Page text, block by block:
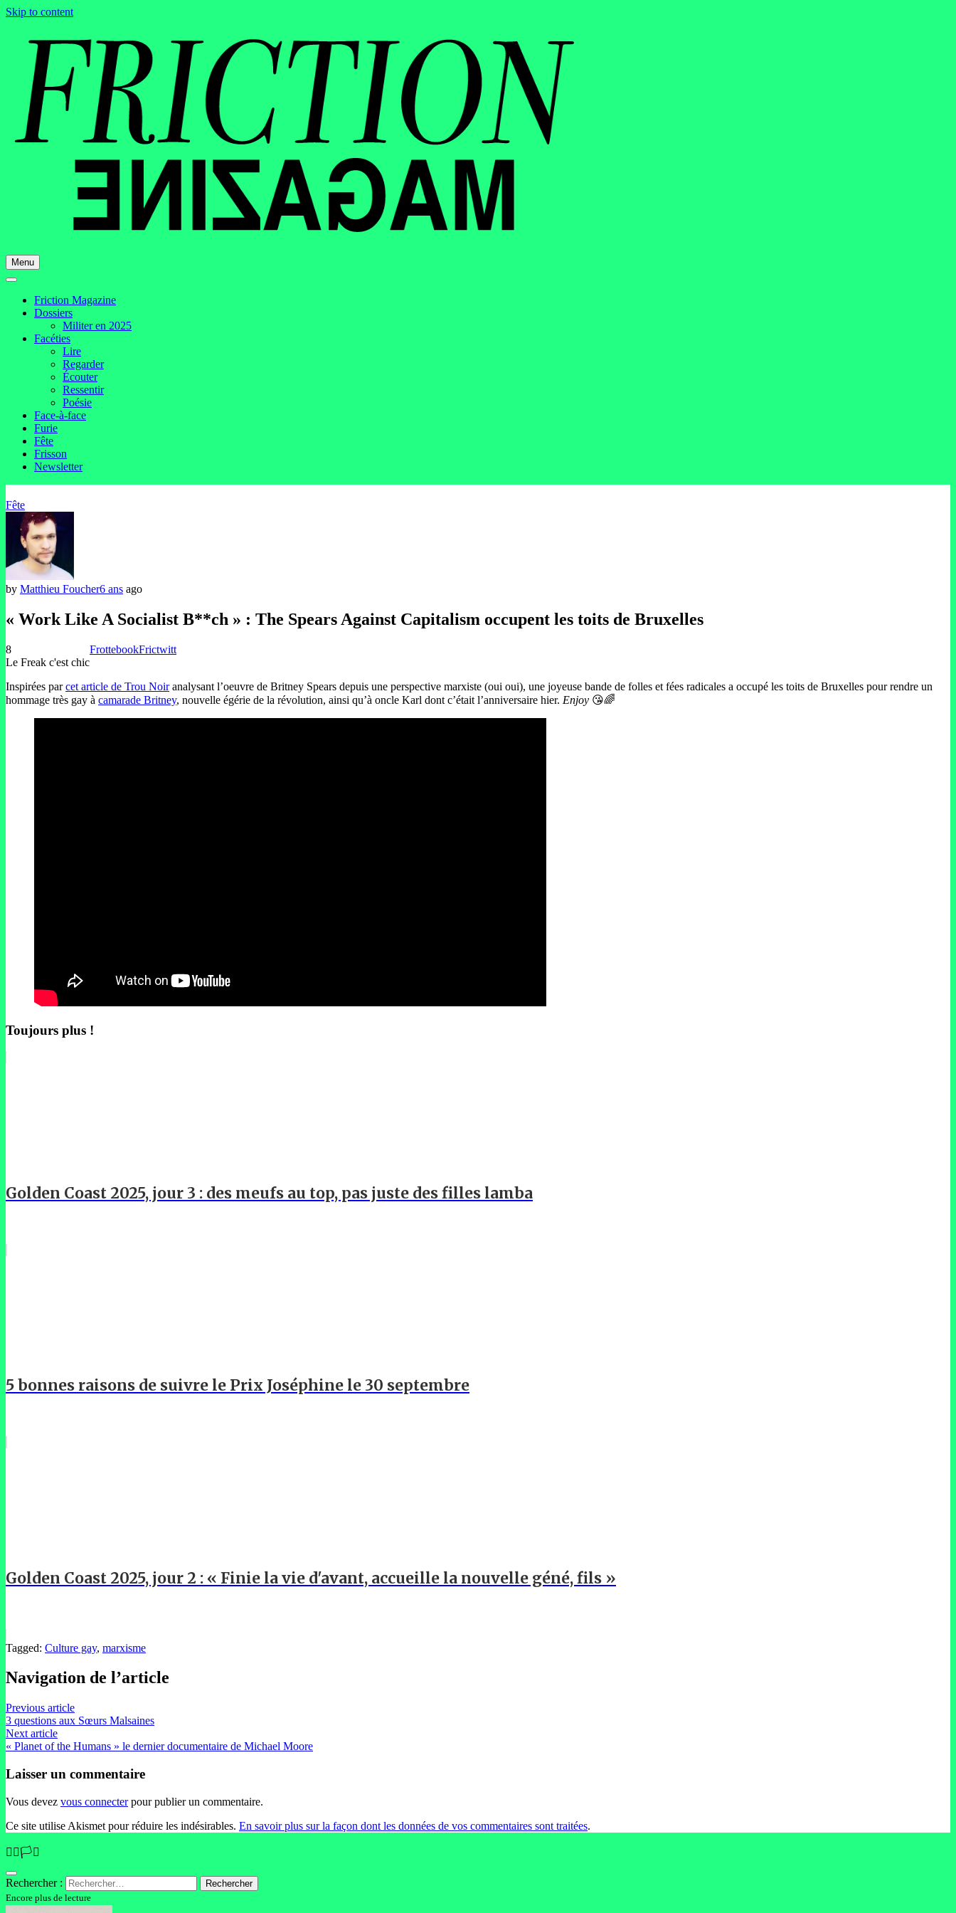
Skip to content
Menu
Friction Magazine
Dossiers
Militer en 2025
Facéties
Lire
Regarder
Écouter
Ressentir
Poésie
Face-à-face
Furie
Fête
Frisson
Newsletter
Fête
by Matthieu Foucher6 ans ago
« Work Like A Socialist B**ch » : The Spears Against Capitalism occupent les toits de Bruxelles
8
Le Freak c'est chic
FrottebookFrictwitt
Inspirées parcet article de Trou Noiranalysant l’oeuvre de Britney Spears depuis une perspective marxiste (oui oui), une joyeuse bande de folles et fées radicales a occupé les toits de Bruxelles pour rendre un
hommage très gay à camarade Britney, nouvelle égérie de la révolution, ainsi qu’à oncle Karl dont c’était l’anniversaire hier. Enjoy 😘🌈
Toujours plus !
Golden Coast 2025, jour 3 : des meufs au top, pas juste des filles lamba
5 bonnes raisons de suivre le Prix Joséphine le 30 septembre
Golden Coast 2025, jour 2 : « Finie la vie d'avant, accueille la nouvelle géné, fils »
Tagged: Culture gay, marxisme
Navigation de l’article
Previous article
3 questions aux Sœurs Malsaines
Next article
« Planet of the Humans » le dernier documentaire de Michael Moore
Laisser un commentaire
Vous devez vous connecterpour publier un commentaire.
Ce site utilise Akismet pour réduire les indésirables. En savoir plus sur la façon dont les données de vos commentaires sont traitées.
🏳️‍🌈🏳️‍⚧️
Rechercher :
Encore plus de lecture